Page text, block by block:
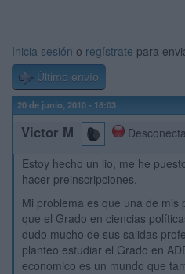
Inicia sesión o regístrate para
Último envío
20 de junio, 2010 - 18:03
Victor M
Estoy hecho un lio, me he
hacer preinscripciones.
Mi problema es que una de mis
que el Grado en ciencias
dudo mucho de sus salidas
planteo estudiar el Grado en
economico es un mundo que